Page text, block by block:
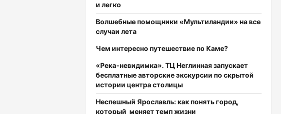
и легко
Волшебные помощники «Мультиландии» на все
случаи лета
Чем интересно путешествие по Каме?
«Река-невидимка». ТЦ Неглинная запускает
бесплатные авторские экскурсии по скрытой
истории центра столицы
Неспешный Ярославль: как понять город,
который меняет темп жизни